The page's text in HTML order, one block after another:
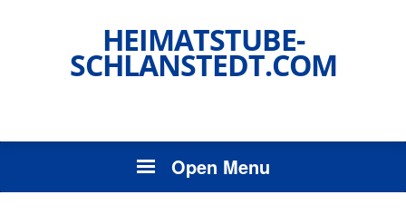
HEIMATSTUBE-
SCHLANSTEDT.COM
Open Menu